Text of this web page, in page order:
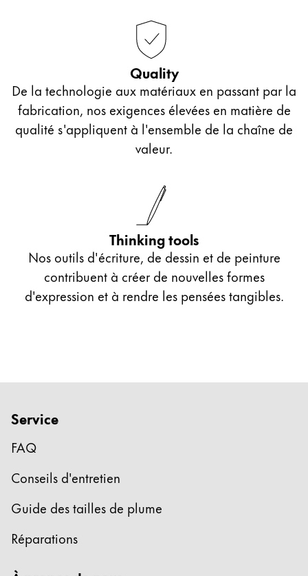
Quality
De la technologie aux matériaux en passant par la
fabrication, nos exigences élevées en matière de
qualité s'appliquent à l'ensemble de la chaîne de
valeur.
Thinking tools
Nos outils d'écriture, de dessin et de peinture
contribuent à créer de nouvelles formes
d'expression et à rendre les pensées tangibles.
Service
FAQ
Conseils d'entretien
Guide des tailles de plume
Réparations